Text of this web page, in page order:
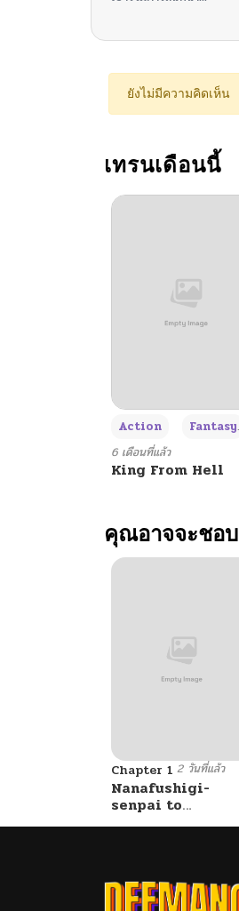
ตอนที่ 80
ตอนที่ 74
ตอนที่ 73
ตอนที่ 71
ตอนที่ 67
ตอนที่ 66
ยังไม่มีความคิดเห็น
เทรนเดือนนี้
Action Fantasy
6 เดือนที่แล้ว
King From Hell
คุณอาจจะชอบ
Chapter 1 2 วันที่แล้ว
Nanafushigi-
senpai to
Tetsujin-kun